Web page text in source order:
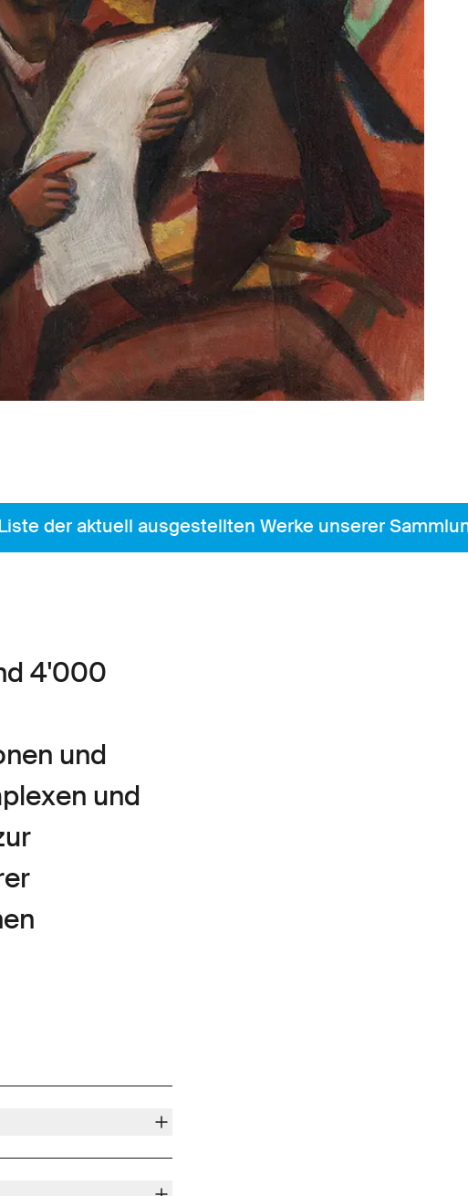
aktuell ausgestellten Werke unserer Sammlung.
4'000
und
und
allem die Werkkonvolute